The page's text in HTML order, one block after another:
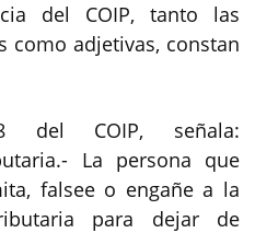
del COIP, tanto las
como adjetivas, constan
del COIP, señala:
La persona que
falsee o engañe a la
para dejar de